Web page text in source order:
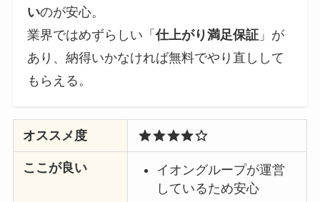
いのが安心。
業界ではめずらしい「仕上がり満足保証 」が
あり、納得いかなければ無料でやり直しして
もらえる。
オススメ度
ここが良い
イオングループが運営
しているため安心